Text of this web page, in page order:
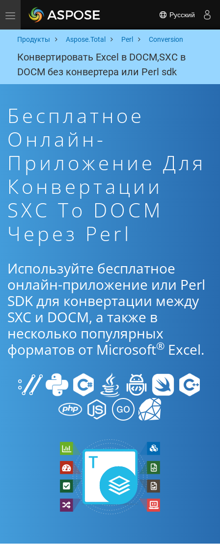
Toggle navigation Русский
Продукты Aspose.Total Perl Conversion
Конвертировать Excel в DOCM,SXC в
DOCM без конвертера или Perl sdk
Бесплатное
Онлайн-
Приложение Для
Конвертации
SXC To DOCM
Через Perl
Используйте бесплатное
онлайн-приложение или Perl
SDK для конвертации между
SXC и DOCM, а также в
несколько популярных
форматов от Microsoft® Excel.